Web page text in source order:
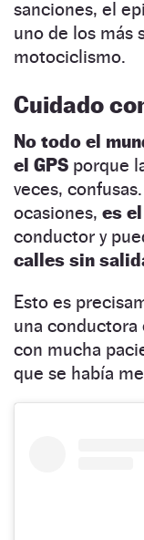
sanciones, el
uno de los más
motociclismo.
Cuidado
No todo el
el GPS porque
veces,
ocasiones, es
conductor y
calles sin
Esto es
una conductora
con mucha
que se había